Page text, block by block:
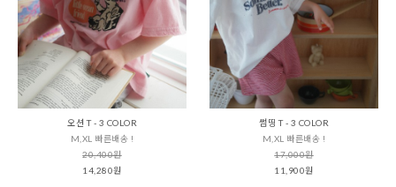
오션 T - 3 COLOR
M,XL 빠른배송 !
20,400원
14,280원
썸띵 T - 3 COLOR
M,XL 빠른배송 !
17,000원
11,900원